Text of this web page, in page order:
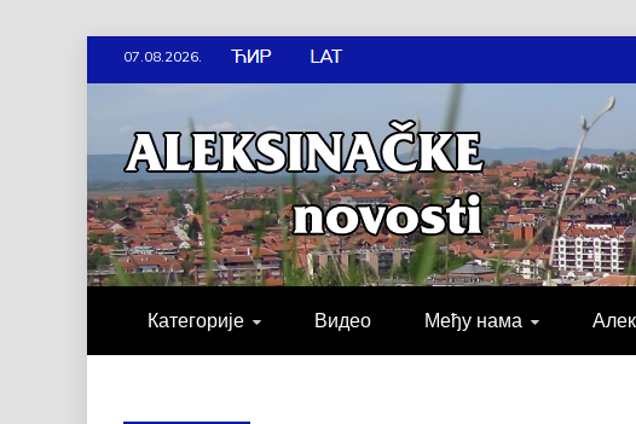
to
07.08.2026.
ДРУШТВО, КУЛТУРА, ЕКОНОМИЈА,
Категорије Видео Међу нама